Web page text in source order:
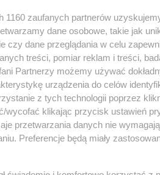
których można
artystów.
W gitarowo-wokalnych
oraz przeboje takich
zaufanych partnerów
dane osobowe, takie jak
czy dane przeglądania w celu
treści, pomiar reklam i treści,
Partnerzy możemy używać
urządzenia do celów
z tych technologii poprzez
wycofać klikając przycisk ustawień
przetwarzania danych nie
Preferencje będą miały